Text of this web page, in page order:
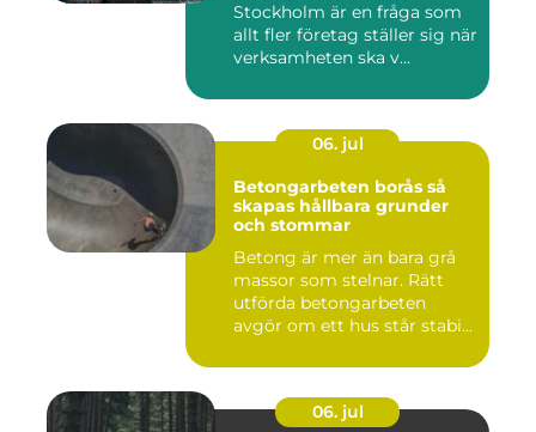
Stockholm är en fråga som
allt fler företag ställer sig när
verksamheten ska v...
06. jul
Betongarbeten borås så
skapas hållbara grunder
och stommar
Betong är mer än bara grå
massor som stelnar. Rätt
utförda betongarbeten
avgör om ett hus står stabi...
06. jul